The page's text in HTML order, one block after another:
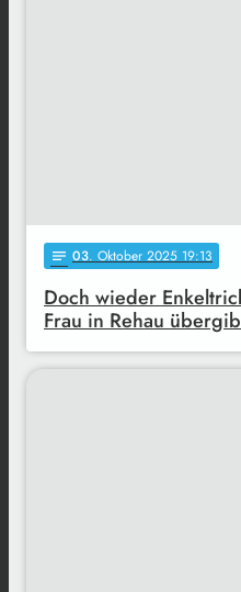
notes 03. Oktober 2025 19:13
Doch wieder
Frau in Rehau